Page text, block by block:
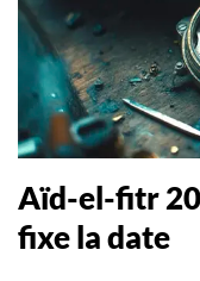
Aïd-el-fitr
fixe la date